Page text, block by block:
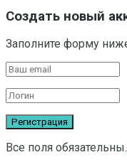
Создать новый
Заполните форму
Все поля обязательны.